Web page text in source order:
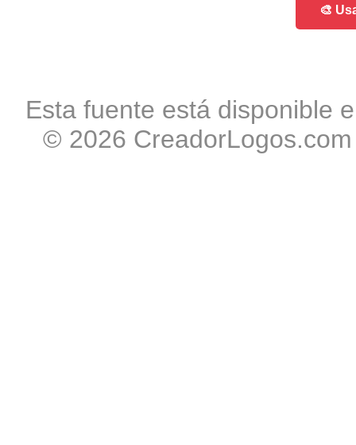
🎨
Esta fuente está disponible
© 2026